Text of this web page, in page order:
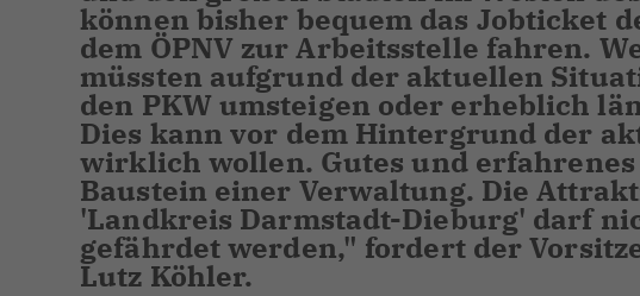
können bisher bequem das Jobticket
dem ÖPNV zur Arbeitsstelle fahren.
müssten aufgrund der aktuellen
den PKW umsteigen oder erheblich
Dies kann vor dem Hintergrund der
wirklich wollen. Gutes und
Baustein einer Verwaltung. Die
'Landkreis Darmstadt-Dieburg' darf
gefährdet werden," fordert der
Lutz Köhler.